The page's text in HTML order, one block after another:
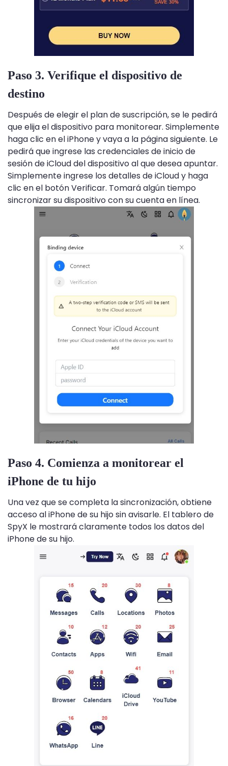
Paso 3. Verifique el dispositivo de
destino
Después de elegir el plan de suscripción, se le pedirá
que elija el dispositivo para monitorear. Simplemente
haga clic en el iPhone y vaya a la página siguiente. Le
pedirá que ingrese las credenciales de inicio de
sesión de iCloud del dispositivo al que desea apuntar.
Simplemente ingrese los detalles de iCloud y haga
clic en el botón Verificar. Tomará algún tiempo
sincronizar su dispositivo con su cuenta en línea.
Paso 4. Comienza a monitorear el
iPhone de tu hijo
Una vez que se completa la sincronización, obtiene
acceso al iPhone de su hijo sin avisarle. El tablero de
SpyX le mostrará claramente todos los datos del
iPhone de su hijo.